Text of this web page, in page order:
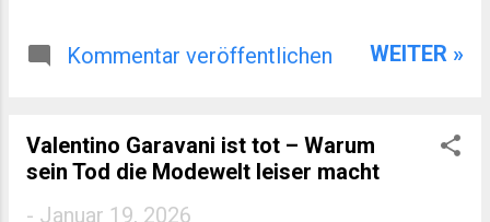
Turin 2006 erneut Gastgeber ist. Sondern
wirtschaftlich eng mit regionaler Entwicklung
verzahnt wurde. Für viele Leser eines
spezialisierten Blogs zu Sport, Reisen oder
europäischer Regionalentwicklung sind genau
Kommentar veröffentlichen WEITER »
Valentino Garavani ist tot – Warum
sein Tod die Modewelt leiser macht
- Januar 19, 2026